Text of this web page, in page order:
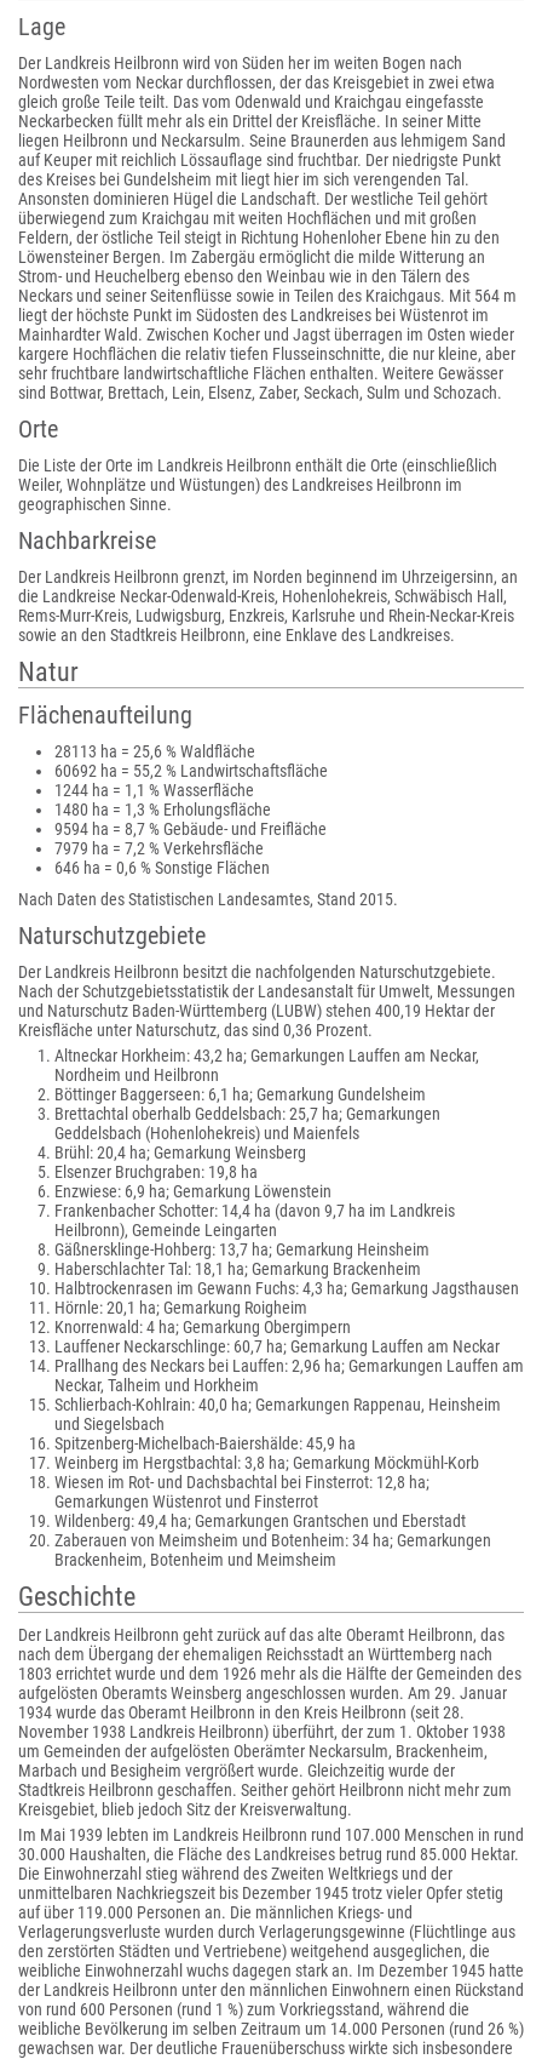
Lage
Der Landkreis Heilbronn wird von Süden her im weiten Bogen nach
Nordwesten vom Neckar durchflossen, der das Kreisgebiet in zwei etwa
gleich große Teile teilt. Das vom Odenwald und Kraichgau eingefasste
Neckarbecken füllt mehr als ein Drittel der Kreisfläche. In seiner Mitte
liegen Heilbronn und Neckarsulm. Seine Braunerden aus lehmigem Sand
auf Keuper mit reichlich Lössauflage sind fruchtbar. Der niedrigste Punkt
des Kreises bei Gundelsheim mit liegt hier im sich verengenden Tal.
Ansonsten dominieren Hügel die Landschaft. Der westliche Teil gehört
überwiegend zum Kraichgau mit weiten Hochflächen und mit großen
Feldern, der östliche Teil steigt in Richtung Hohenloher Ebene hin zu den
Löwensteiner Bergen. Im Zabergäu ermöglicht die milde Witterung an
Strom- und Heuchelberg ebenso den Weinbau wie in den Tälern des
Neckars und seiner Seitenflüsse sowie in Teilen des Kraichgaus. Mit 564 m
liegt der höchste Punkt im Südosten des Landkreises bei Wüstenrot im
Mainhardter Wald. Zwischen Kocher und Jagst überragen im Osten wieder
kargere Hochflächen die relativ tiefen Flusseinschnitte, die nur kleine, aber
sehr fruchtbare landwirtschaftliche Flächen enthalten. Weitere Gewässer
sind Bottwar, Brettach, Lein, Elsenz, Zaber, Seckach, Sulm und Schozach.
Orte
Die Liste der Orte im Landkreis Heilbronn enthält die Orte (einschließlich
Weiler, Wohnplätze und Wüstungen) des Landkreises Heilbronn im
geographischen Sinne.
Nachbarkreise
Der Landkreis Heilbronn grenzt, im Norden beginnend im Uhrzeigersinn, an
die Landkreise Neckar-Odenwald-Kreis, Hohenlohekreis, Schwäbisch Hall,
Rems-Murr-Kreis, Ludwigsburg, Enzkreis, Karlsruhe und Rhein-Neckar-Kreis
sowie an den Stadtkreis Heilbronn, eine Enklave des Landkreises.
Natur
Flächenaufteilung
28113 ha = 25,6 % Waldfläche
60692 ha = 55,2 % Landwirtschaftsfläche
1244 ha = 1,1 % Wasserfläche
1480 ha = 1,3 % Erholungsfläche
9594 ha = 8,7 % Gebäude- und Freifläche
7979 ha = 7,2 % Verkehrsfläche
646 ha = 0,6 % Sonstige Flächen
Nach Daten des Statistischen Landesamtes, Stand 2015.
Naturschutzgebiete
Der Landkreis Heilbronn besitzt die nachfolgenden Naturschutzgebiete.
Nach der Schutzgebietsstatistik der Landesanstalt für Umwelt, Messungen
und Naturschutz Baden-Württemberg (LUBW) stehen 400,19 Hektar der
Kreisfläche unter Naturschutz, das sind 0,36 Prozent.
Altneckar Horkheim: 43,2 ha; Gemarkungen Lauffen am Neckar,
Nordheim und Heilbronn
Böttinger Baggerseen: 6,1 ha; Gemarkung Gundelsheim
Brettachtal oberhalb Geddelsbach: 25,7 ha; Gemarkungen
Geddelsbach (Hohenlohekreis) und Maienfels
Brühl: 20,4 ha; Gemarkung Weinsberg
Elsenzer Bruchgraben: 19,8 ha
Enzwiese: 6,9 ha; Gemarkung Löwenstein
Frankenbacher Schotter: 14,4 ha (davon 9,7 ha im Landkreis
Heilbronn), Gemeinde Leingarten
Gäßnersklinge-Hohberg: 13,7 ha; Gemarkung Heinsheim
Haberschlachter Tal: 18,1 ha; Gemarkung Brackenheim
Halbtrockenrasen im Gewann Fuchs: 4,3 ha; Gemarkung Jagsthausen
Hörnle: 20,1 ha; Gemarkung Roigheim
Knorrenwald: 4 ha; Gemarkung Obergimpern
Lauffener Neckarschlinge: 60,7 ha; Gemarkung Lauffen am Neckar
Prallhang des Neckars bei Lauffen: 2,96 ha; Gemarkungen Lauffen am
Neckar, Talheim und Horkheim
Schlierbach-Kohlrain: 40,0 ha; Gemarkungen Rappenau, Heinsheim
und Siegelsbach
Spitzenberg-Michelbach-Baiershälde: 45,9 ha
Weinberg im Hergstbachtal: 3,8 ha; Gemarkung Möckmühl-Korb
Wiesen im Rot- und Dachsbachtal bei Finsterrot: 12,8 ha;
Gemarkungen Wüstenrot und Finsterrot
Wildenberg: 49,4 ha; Gemarkungen Grantschen und Eberstadt
Zaberauen von Meimsheim und Botenheim: 34 ha; Gemarkungen
Brackenheim, Botenheim und Meimsheim
Geschichte
Der Landkreis Heilbronn geht zurück auf das alte Oberamt Heilbronn, das
nach dem Übergang der ehemaligen Reichsstadt an Württemberg nach
1803 errichtet wurde und dem 1926 mehr als die Hälfte der Gemeinden des
aufgelösten Oberamts Weinsberg angeschlossen wurden. Am 29. Januar
1934 wurde das Oberamt Heilbronn in den Kreis Heilbronn (seit 28.
November 1938 Landkreis Heilbronn) überführt, der zum 1. Oktober 1938
um Gemeinden der aufgelösten Oberämter Neckarsulm, Brackenheim,
Marbach und Besigheim vergrößert wurde. Gleichzeitig wurde der
Stadtkreis Heilbronn geschaffen. Seither gehört Heilbronn nicht mehr zum
Kreisgebiet, blieb jedoch Sitz der Kreisverwaltung.
Im Mai 1939 lebten im Landkreis Heilbronn rund 107.000 Menschen in rund
30.000 Haushalten, die Fläche des Landkreises betrug rund 85.000 Hektar.
Die Einwohnerzahl stieg während des Zweiten Weltkriegs und der
unmittelbaren Nachkriegszeit bis Dezember 1945 trotz vieler Opfer stetig
auf über 119.000 Personen an. Die männlichen Kriegs- und
Verlagerungsverluste wurden durch Verlagerungsgewinne (Flüchtlinge aus
den zerstörten Städten und Vertriebene) weitgehend ausgeglichen, die
weibliche Einwohnerzahl wuchs dagegen stark an. Im Dezember 1945 hatte
der Landkreis Heilbronn unter den männlichen Einwohnern einen Rückstand
von rund 600 Personen (rund 1 %) zum Vorkriegsstand, während die
weibliche Bevölkerung im selben Zeitraum um 14.000 Personen (rund 26 %)
gewachsen war. Der deutliche Frauenüberschuss wirkte sich insbesondere